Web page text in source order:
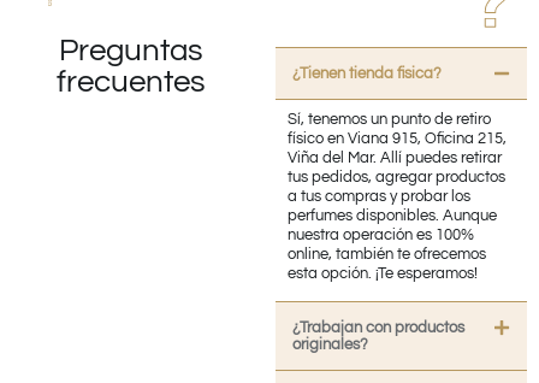
Preguntas
frecuentes
¿Tienen tienda fisica?
Sí, tenemos un punto de retiro
físico en Viana 915, Oficina 215,
Viña del Mar. Allí puedes retirar
tus pedidos, agregar productos
a tus compras y probar los
perfumes disponibles. Aunque
nuestra operación es 100%
online, también te ofrecemos
esta opción. ¡Te esperamos!
¿Trabajan con productos
originales?